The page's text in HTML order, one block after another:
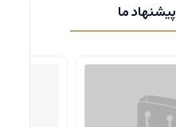
پیشنهاد ما